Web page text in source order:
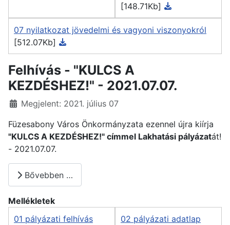
[148.71Kb]
07 nyilatkozat jövedelmi és vagyoni viszonyokról
[512.07Kb]
Felhívás - "KULCS A
KEZDÉSHEZ!" - 2021.07.07.
Részletek
Megjelent: 2021. július 07
Füzesabony Város Önkormányzata ezennel újra kiírja
"KULCS A KEZDÉSHEZ!" címmel Lakhatási pályázatát!
- 2021.07.07.
Bővebben …
Mellékletek
01 pályázati felhívás
02 pályázati adatlap